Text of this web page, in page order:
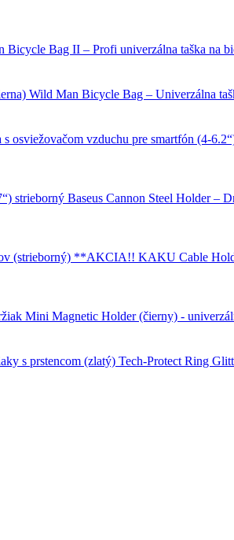
Bicycle Bag II – Profi univerzálna taška na
Wild Man Bicycle Bag – Univerzálna
Baseus Cannon Steel Holder –
KAKU Cable
Mini Magnetic Holder (čierny) -
Tech-Protect Ring